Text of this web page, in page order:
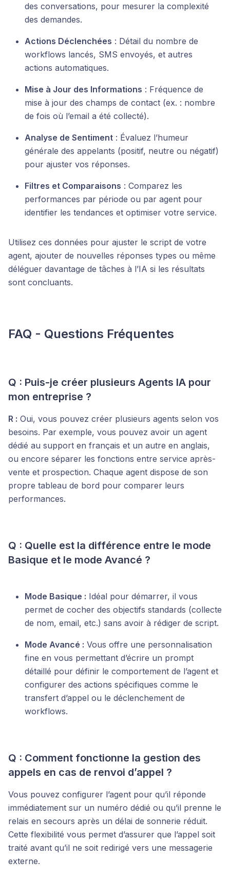
des conversations, pour mesurer la complexité
des demandes.
Actions Déclenchées : Détail du nombre de
workflows lancés, SMS envoyés, et autres
actions automatiques.
Mise à Jour des Informations : Fréquence de
mise à jour des champs de contact (ex. : nombre
de fois où l’email a été collecté).
Analyse de Sentiment : Évaluez l’humeur
générale des appelants (positif, neutre ou négatif)
pour ajuster vos réponses.
Filtres et Comparaisons : Comparez les
performances par période ou par agent pour
identifier les tendances et optimiser votre service.
Utilisez ces données pour ajuster le script de votre
agent, ajouter de nouvelles réponses types ou même
déléguer davantage de tâches à l’IA si les résultats
sont concluants.
FAQ - Questions Fréquentes
Q : Puis-je créer plusieurs Agents IA pour
mon entreprise ?
R : Oui, vous pouvez créer plusieurs agents selon vos
besoins. Par exemple, vous pouvez avoir un agent
dédié au support en français et un autre en anglais,
ou encore séparer les fonctions entre service après-
vente et prospection. Chaque agent dispose de son
propre tableau de bord pour comparer leurs
performances.
Q : Quelle est la différence entre le mode
Basique et le mode Avancé ?
Mode Basique : Idéal pour démarrer, il vous
permet de cocher des objectifs standards (collecte
de nom, email, etc.) sans avoir à rédiger de script.
Mode Avancé : Vous offre une personnalisation
fine en vous permettant d’écrire un prompt
détaillé pour définir le comportement de l’agent et
configurer des actions spécifiques comme le
transfert d’appel ou le déclenchement de
workflows.
Q : Comment fonctionne la gestion des
appels en cas de renvoi d’appel ?
Vous pouvez configurer l’agent pour qu’il réponde
immédiatement sur un numéro dédié ou qu’il prenne le
relais en secours après un délai de sonnerie réduit.
Cette flexibilité vous permet d’assurer que l’appel soit
traité avant qu’il ne soit redirigé vers une messagerie
externe.